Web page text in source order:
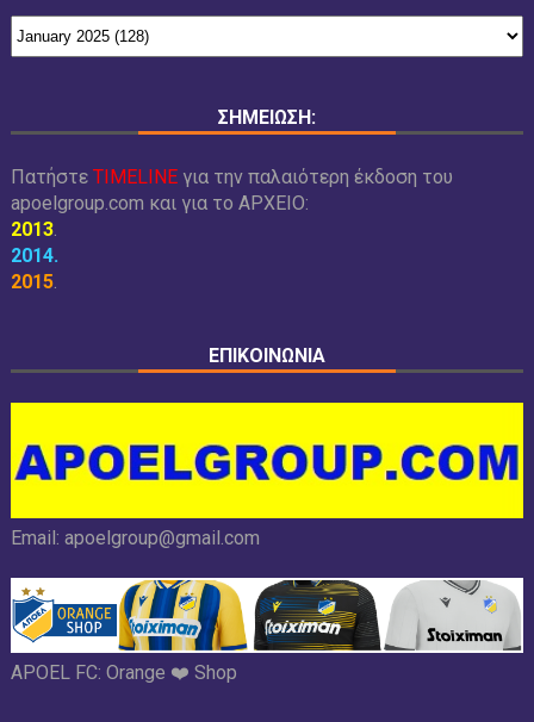
ΣΗΜΕΙΩΣΗ:
Πατήστε TIMELINEγια την παλαιότερη έκδοση του
apoelgroup.com και για το ΑΡΧΕΙΟ:
2013.
2014.
2015.
ΕΠΙΚΟΙΝΩΝΙΑ
Email: apoelgroup@gmail.com
APOEL FC: Orange ❤️ Shop